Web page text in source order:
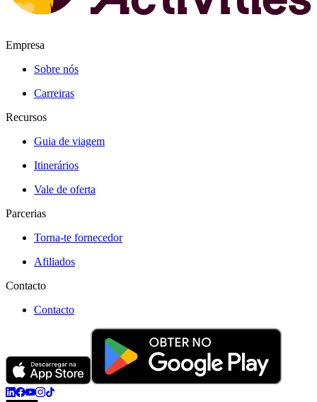
Empresa
Sobre nós
Carreiras
Recursos
Guia de viagem
Itinerários
Vale de oferta
Parcerias
Torna-te fornecedor
Afiliados
Contacto
Contacto